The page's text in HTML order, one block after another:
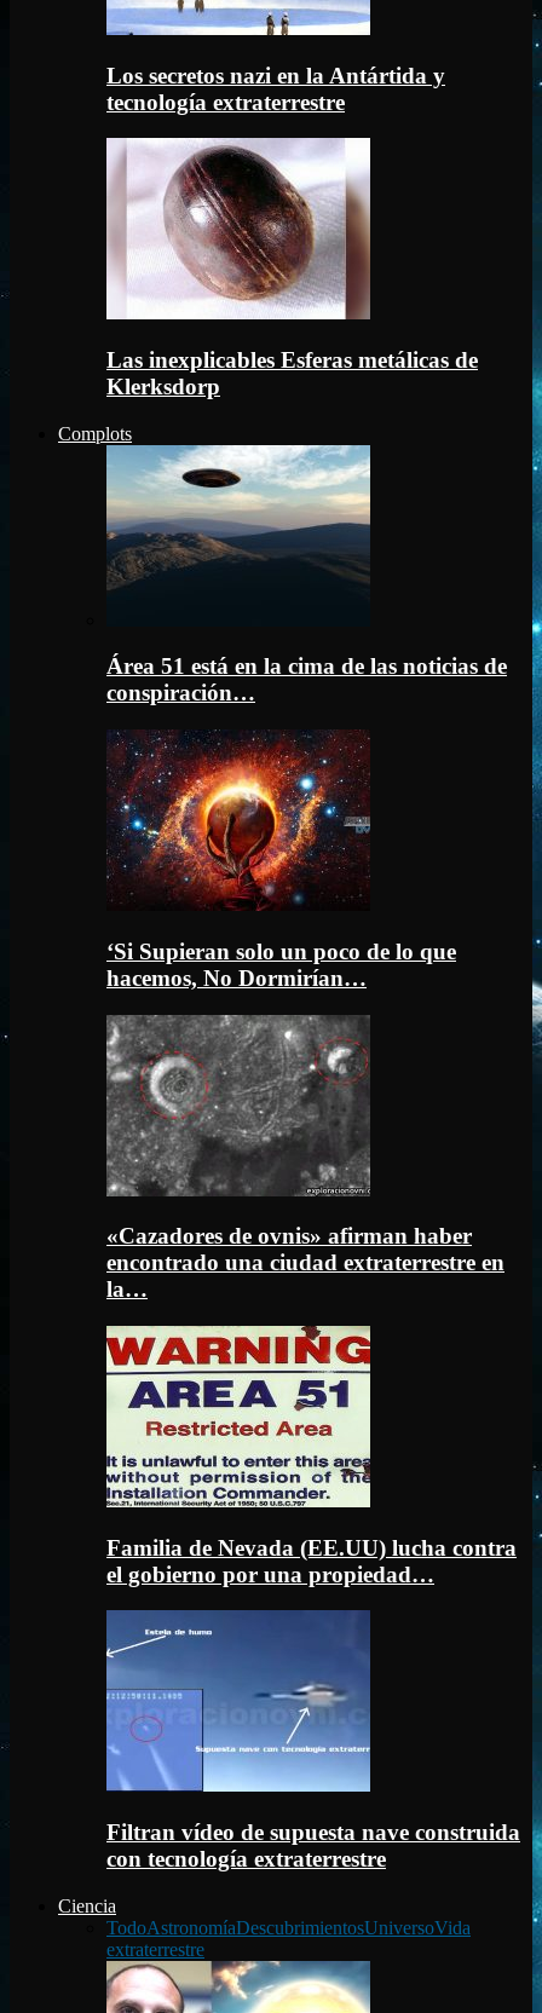
Los secretos nazi en la Antártida y
tecnología extraterrestre
Las inexplicables Esferas metálicas de
Klerksdorp
Complots
Área 51 está en la cima de las noticias de
conspiración…
‘Si Supieran solo un poco de lo que
hacemos, No Dormirían…
«Cazadores de ovnis» afirman haber
encontrado una ciudad extraterrestre en
la…
Familia de Nevada (EE.UU) lucha contra
el gobierno por una propiedad…
Filtran vídeo de supuesta nave construida
con tecnología extraterrestre
Ciencia
TodoAstronomíaDescubrimientosUniversoVida
extraterrestre